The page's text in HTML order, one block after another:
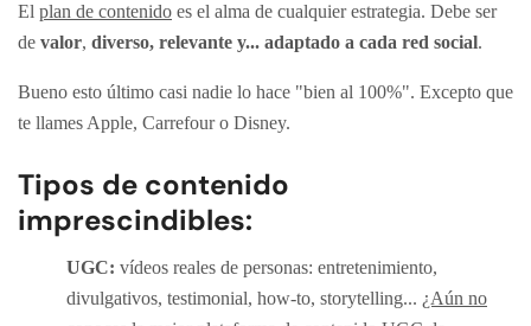
El plan de contenido es el alma de cualquier estrategia. Debe ser
de valor, diverso, relevante y... adaptado a cada red social.
Bueno esto último casi nadie lo hace "bien al 100%". Excepto que
te llames Apple, Carrefour o Disney.
Tipos de contenido
imprescindibles:
UGC: vídeos reales de personas: entretenimiento,
divulgativos, testimonial, how-to, storytelling... ¿Aún no